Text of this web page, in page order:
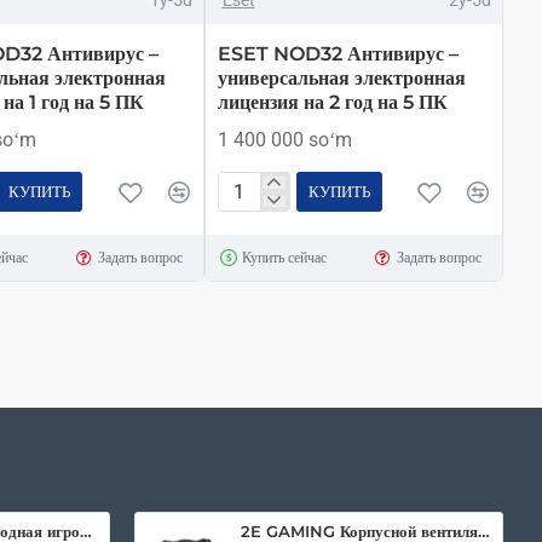
Антивирус –
электронная
1 год на 5 ПК
КУПИТЬ
Задать вопрос
ESET NOD32 Антивирус –
универсальная электронная
лицензия на 2 год на 5 ПК
1 400 000 soʻm
ESET
Антивирус
на
КУПИТЬ
Купить сейчас Задать вопрос
2E Gaming беспроводная игровая мышь HyperDrive Pro WL RGB Black
2E GAMING Корпусной вентилятор F120IR-ARGB 120мм, 3pin fan, 3 pin +5V Aura, белые лопасти, черная рамка, inner LED